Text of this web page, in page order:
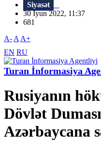
Siyasət
30 İyun 2022, 11:37
681
A- A A+
EN RU
Turan İnformasiya
Rusiyanın
Dövlət
Azərbaycana